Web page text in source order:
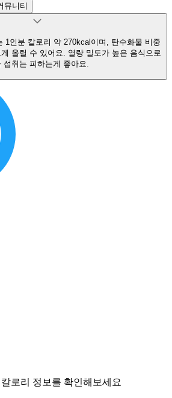
뮤니티
1인분 칼로리 약 270kcal이며, 탄수화물 비중
올릴 수 있어요. 열량 밀도가 높은 음식으로
섭취는 피하는게 좋아요.
로리 정보를 확인해보세요